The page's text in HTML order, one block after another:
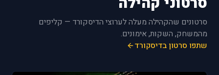
סרטונים שהקהילה מעלה לערוצי הדיסקורד — קליפים
מהמשחק, השקות, אימונים.
שתפו סרטון בדיסקורד